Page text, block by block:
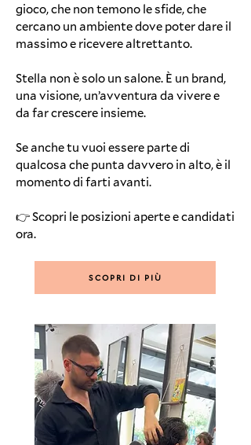
gioco, che non temono le sfide, che
cercano un ambiente dove poter dare il
massimo e ricevere altrettanto.
Stella non è solo un salone. È un brand,
una visione, un’avventura da vivere e
da far crescere insieme.
Se anche tu vuoi essere parte di
qualcosa che punta davvero in alto, è il
momento di farti avanti.
👉 Scopri le posizioni aperte e candidati
ora.
SCOPRI DI PIÙ